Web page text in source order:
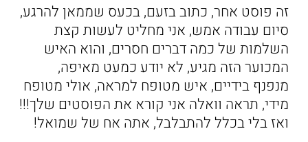
זה פוסט אחר, כתוב בזעם, בכעס שממאן להרגע,
סיום עבודה אמש, אני מחליט לעשות קצת
השלמות של כמה דברים חסרים, והוא האיש
המכוער הזה מגיע, לא יודע כמעט מאיפה,
מנפנף בידיים, איש מטופח למראה, אולי מטופח
מידי, תראה וואלה אני קורא את הפוסטים שלך!!!
ואז בלי בכלל להתבלבל, אתה אח של שמואל!
ירושלים
תל אביב